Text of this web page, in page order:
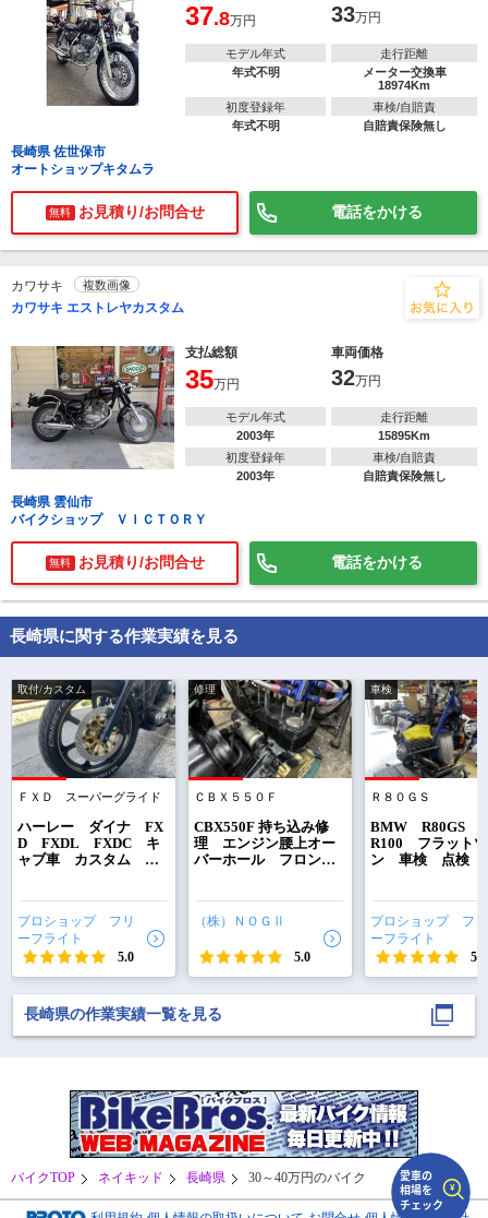
37.8万円 33万円
モデル年式
年式不明
走行距離
メーター交換車
18974Km
初度登録年
年式不明
車検/自賠責
自賠責保険無し
長崎県 佐世保市
オートショップキタムラ
無料 お見積り/お問合せ 電話をかける
カワサキ 複数画像
カワサキ エストレヤカスタム
支払総額 車両価格
35万円 32万円
モデル年式
2003年
走行距離
15895Km
初度登録年
2003年
車検/自賠責
自賠責保険無し
長崎県 雲仙市
バイクショップ ＶＩＣＴＯＲＹ
無料 お見積り/お問合せ 電話をかける
長崎県に関する作業実績を見る
取付/カスタム
ＦＸＤ スーパーグライド
ハーレー ダイナ FX
D FXDL FXDC キ
ャブ車 カスタム ブ
プロショップ フリ
ーフライト
5.0
修理
ＣＢＸ５５０Ｆ
CBX550F 持ち込み修
理 エンジン腰上オー
バーホール フロント
強いショップより落札
され、すぐ乗れなくな
り当社のお客さんが個
人売買にて購入 最悪の
状態です
（株）ＮＯＧⅡ
5.0
車検
Ｒ８０ＧＳ
BMW R80GS
R100 フラット
ン 車検 点検
崎県 長崎市 城
町 長崎 プロシ
プフリーフライト
プロショップ フリ
ーフライト
5.0
長崎県の作業実績一覧を見る
バイクTOP ネイキッド 長崎県 30～40万円のバイク
相場をチェック！
車種選択するだけ、かんたん相場検索
まずはメーカーを選択する
車種